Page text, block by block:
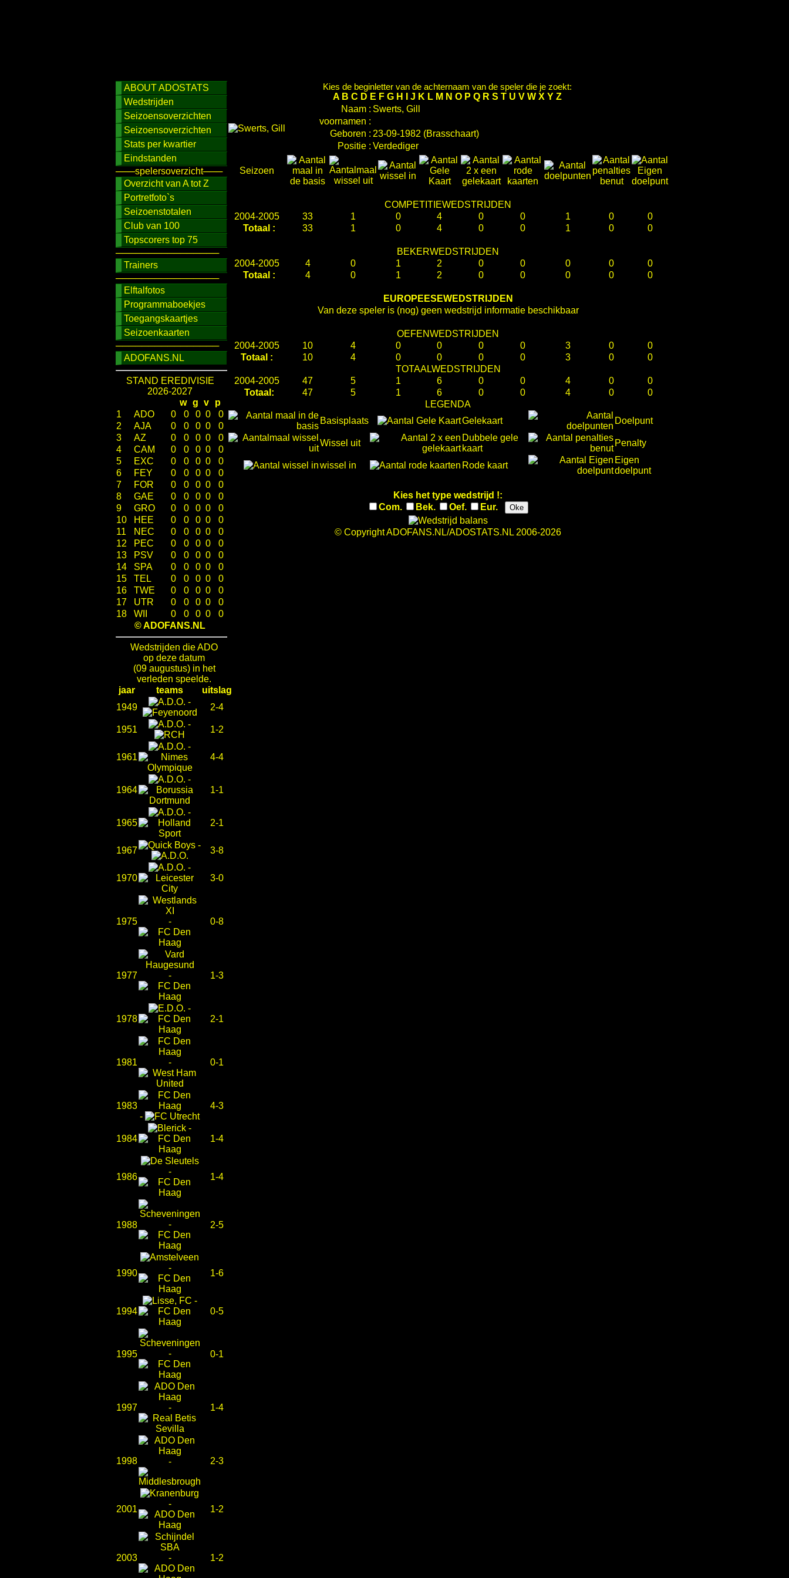
ABOUT ADOSTATS
Wedstrijden
Seizoensoverzichten
Seizoensoverzichten
Stats per kwartier
Eindstanden
───spelersoverzicht───
Overzicht van A tot Z
Portretfoto`s
Seizoenstotalen
Club van 100
Topscorers top 75
────────────────
Trainers
────────────────
Elftalfotos
Programmaboekjes
Toegangskaartjes
Seizoenkaarten
────────────────
ADOFANS.NL
STAND EREDIVISIE
2026-2027
w g v
p
1
ADO 0 0 0 0
0
2
AJA 0 0 0 0
0
3
AZ 0 0 0 0
0
4
CAM 0 0 0 0
0
5
EXC 0 0 0 0
0
6
FEY 0 0 0 0
0
7
FOR 0 0 0 0
0
8
GAE 0 0 0 0
0
9
GRO 0 0 0 0
0
10
HEE 0 0 0 0
0
11
NEC 0 0 0 0
0
12
PEC 0 0 0 0
0
13
PSV 0 0 0 0
0
14
SPA 0 0 0 0
0
15
TEL 0 0 0 0
0
16
TWE 0 0 0 0
0
17
UTR 0 0 0 0
0
18
WII 0 0 0 0
0
© ADOFANS.NL
Wedstrijden die ADO
op deze datum
(09 augustus) in het
verleden speelde.
jaar
teams
uitslag
1949
-
2-4
1951
-
1-2
1961
-
4-4
1964
-
1-1
1965
-
2-1
1967
-
3-8
1970
-
3-0
1975 - 0-8
1977 - 1-3
1978
-
2-1
1981 - 0-1
1983
-
4-3
1984
-
1-4
1986
-
1-4
1988 - 2-5
1990
-
1-6
1994
-
0-5
1995 - 0-1
1997 - 1-4
1998 - 2-3
2001
-
1-2
2003 - 1-2
Kies de beginletter van de achternaam van de speler die je zoekt:
A B C D E F G H J K L M N O P Q R S T U V W X Y Z
Naam : Swerts, Gill
voornamen :
Geboren : 23-09-1982 (Brasschaart)
Positie : Verdediger
Seizoen
COMPETITIEWEDSTRIJDEN
2004-2005
33 1 0 4 0 0 1 0
0
Totaal :
33 1 0 4 0 0 1 0 0
BEKERWEDSTRIJDEN
2004-2005
4 0 1 2 0 0 0 0
0
Totaal :
4 0 1 2 0 0 0 0 0
EUROPEESEWEDSTRIJDEN
Van deze speler is (nog) geen wedstrijd informatie beschikbaar
OEFENWEDSTRIJDEN
2004-2005
10 4 0 0 0 0 3 0
0
Totaal :
10 4 0 0 0 0 3 0
0
TOTAALWEDSTRIJDEN
2004-2005
47 5 1 6 0 0 4 0
0
Totaal:
47 5 1 6 0 0 4 0
0
LEGENDA
Basisplaats
Gelekaart Doelpunt
Wissel uit
Dubbele gele
kaart
Penalty
wissel in Rode kaart
Eigen
doelpunt
Kies het type wedstrijd !:
Com.
Bek. Oef. Eur. Oke
© Copyright ADOFANS.NL/ADOSTATS.NL 2006-2026